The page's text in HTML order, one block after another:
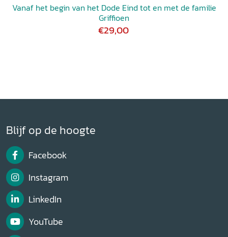
Vanaf het begin van het Dode Eind tot en met de familie
Griffioen
€29,00
Blijf op de hoogte
Facebook
Instagram
LinkedIn
YouTube